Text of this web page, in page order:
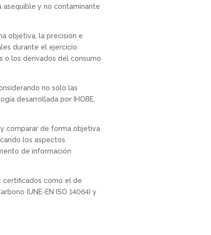
asequible y no contaminante
objetiva, la precisión e
durante el ejercicio
los derivados del consumo
no sólo las
desarrollada por IHOBE,
comparar de forma objetiva
los aspectos
de información
certificados como el de
(UNE-EN ISO 14064) y